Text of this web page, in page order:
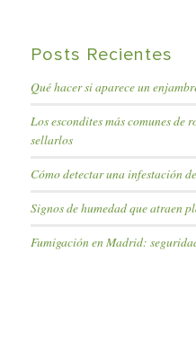
Posts Recientes
Qué hacer si aparece un
Los escondites más comunes de
sellarlos
Cómo detectar una infestación
Signos de humedad que atraen
Fumigación en Madrid: